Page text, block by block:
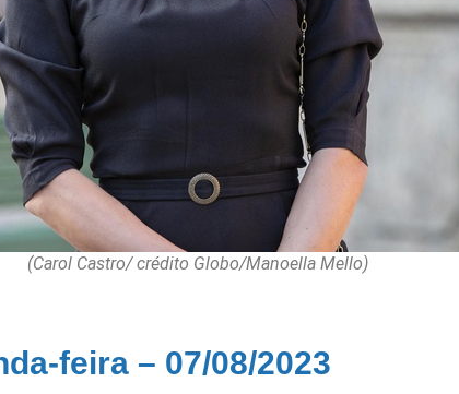
(Carol Castro/ crédito Globo/Manoella Mello)
feira – 07/08/2023